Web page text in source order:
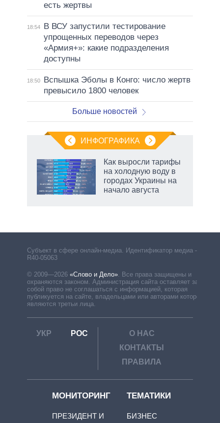
есть жертвы
18:54
В ВСУ запустили тестирование
упрощенных переводов через
«Армия+»: какие подразделения
доступны
18:50
Вспышка Эболы в Конго: число жертв
превысило 1800 человек
Больше новостей
ИНФОГРАФИКА
Как выросли тарифы
на холодную воду в
городах Украины на
начало августа
Субъект в сфере онлайн-медиа. Идентификатор медиа –
R40-05063
© 2009—2026 «Слово и Дело». Все права защищены и
охраняются законом. Администрация сайта оставляет за
собой право не соглашаться с информацией, которая
публикуется на сайте, владельцами или авторами которой
являются третьи лица.
УКР РОС
О НАС
КОНТАКТЫ
ПРАВИЛА
МОНИТОРИНГ
ПРЕЗИДЕНТ И
ТЕМАТИКИ
БИЗНЕС